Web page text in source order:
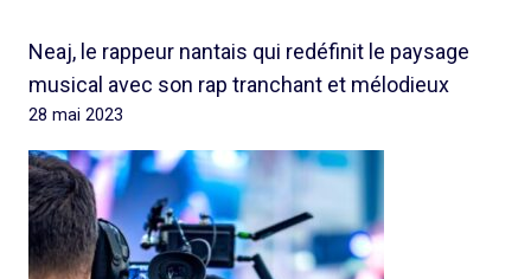
Neaj, le rappeur nantais qui redéfinit le paysage
musical avec son rap tranchant et mélodieux
28 mai 2023